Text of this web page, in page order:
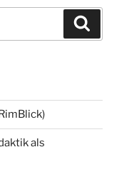
als